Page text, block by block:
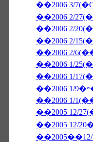
��2006 3/
��2006 2/
��2006 1/
��2005 12/